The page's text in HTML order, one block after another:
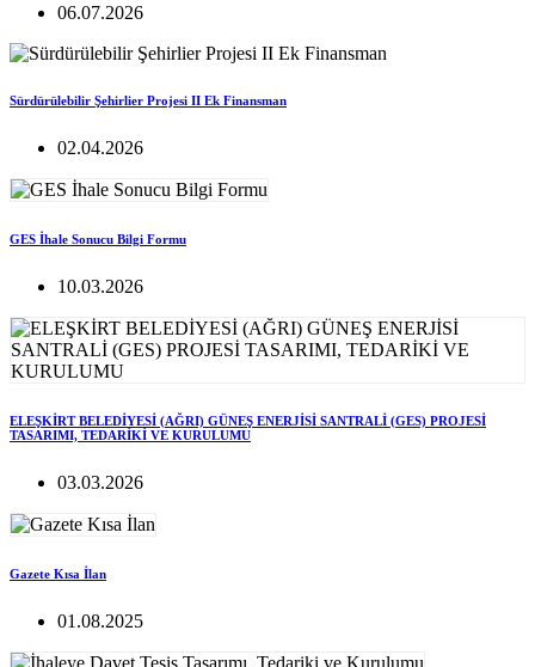
06.07.2026
Sürdürülebilir Şehirlier Projesi II Ek Finansman
02.04.2026
GES İhale Sonucu Bilgi Formu
10.03.2026
ELEŞKİRT BELEDİYESİ (AĞRI) GÜNEŞ ENERJİSİ SANTRALİ (GES) PROJESİ
TASARIMI, TEDARİKİ VE KURULUMU
03.03.2026
Gazete Kısa İlan
01.08.2025